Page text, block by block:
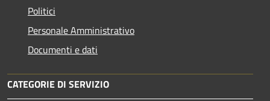
Politici
Personale Amministrativo
Documenti e dati
CATEGORIE DI SERVIZIO